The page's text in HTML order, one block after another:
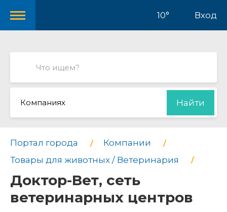
10° Вход
Компаниях Найти
Портал города
Компании
Товары для животных / Ветеринария
Доктор-Вет, сеть
ветеринарных центров